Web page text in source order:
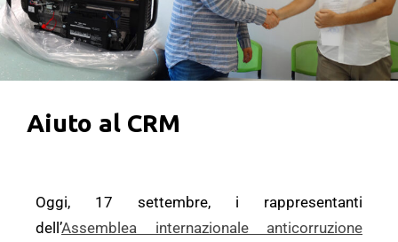
Aiuto al CRM
Oggi, 17 settembre, i rappresentanti
dell’Assemblea internazionale anticorruzione